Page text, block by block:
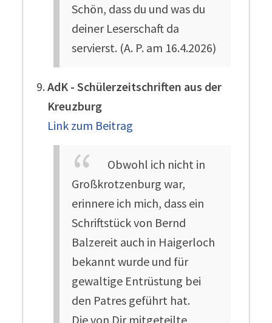
Schön, dass du und was du
deiner Leserschaft da
servierst. (A. P. am 16.4.2026)
AdK - Schülerzeitschriften aus der
Kreuzburg
Link zum Beitrag
Obwohl ich nicht in
Großkrotzenburg war,
erinnere ich mich, dass ein
Schriftstück von Bernd
Balzereit auch in Haigerloch
bekannt wurde und für
gewaltige Entrüstung bei
den Patres geführt hat.
Die von Dir mitgeteilte